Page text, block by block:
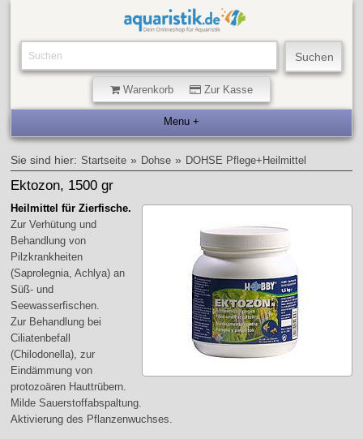
Warenkorb Zur Kasse
Sie sind hier: Startseite » Dohse » DOHSE Pflege+Heilmittel
Ektozon, 1500 gr
Heilmittel für Zierfische.
Zur Verhütung und
Behandlung von
Pilzkrankheiten
(Saprolegnia, Achlya) an
Süß- und
Seewasserfischen.
Zur Behandlung bei
Ciliatenbefall
(Chilodonella), zur
Eindämmung von
protozoären Hauttrübern.
Milde Sauerstoffabspaltung.
Aktivierung des Pflanzenwuchses.